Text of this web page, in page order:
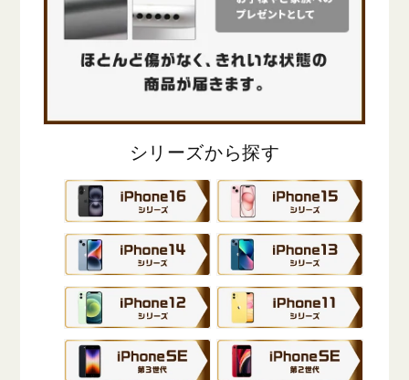
シリーズから探す